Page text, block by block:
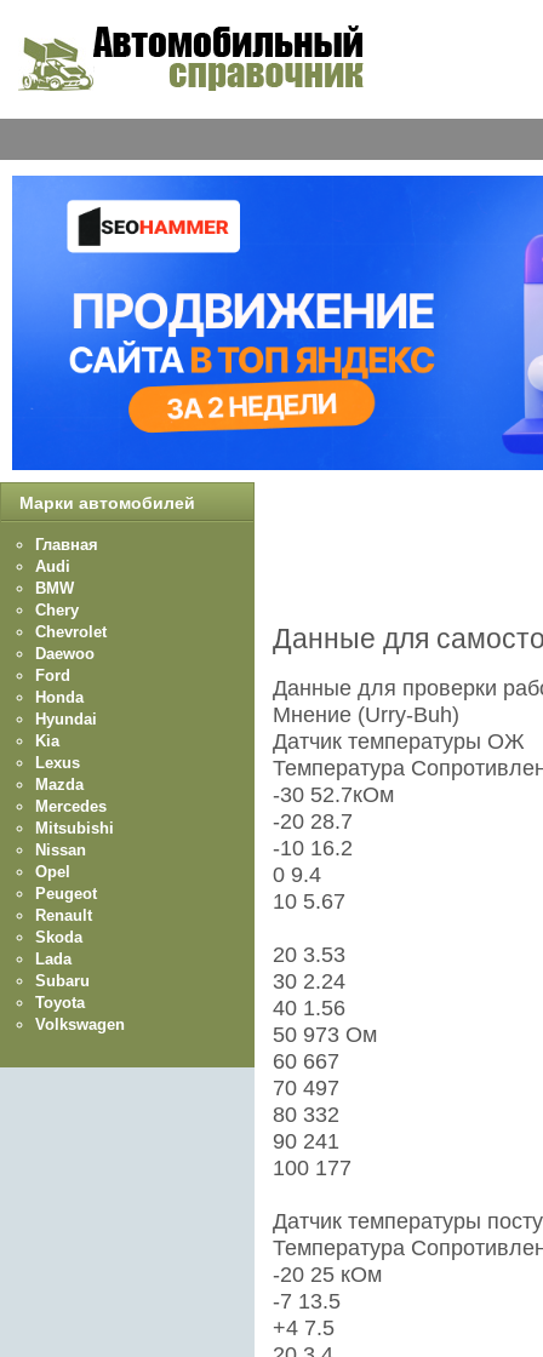
Данные для
Данные для проверки
Мнение (Urry-Buh)
Датчик температуры ОЖ
Температура
-30 52.7кОм
-20 28.7
-10 16.2
0 9.4
10 5.67
20 3.53
30 2.24
40 1.56
50 973 Ом
60 667
70 497
80 332
90 241
100 177
Датчик температуры
Температура
-20 25 кОм
-7 13.5
+4 7.5
Марки автомобилей
Главная
Audi
BMW
Chery
Chevrolet
Daewoo
Ford
Honda
Hyundai
Kia
Lexus
Mazda
Mercedes
Mitsubishi
Nissan
Opel
Peugeot
Renault
Skoda
Lada
Subaru
Toyota
Volkswagen